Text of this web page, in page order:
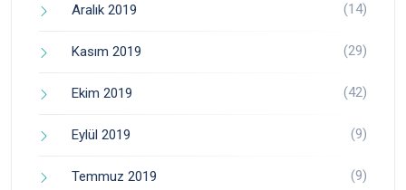
Aralık 2019 (14)
Kasım 2019 (29)
Ekim 2019 (42)
Eylül 2019 (9)
Temmuz 2019 (9)